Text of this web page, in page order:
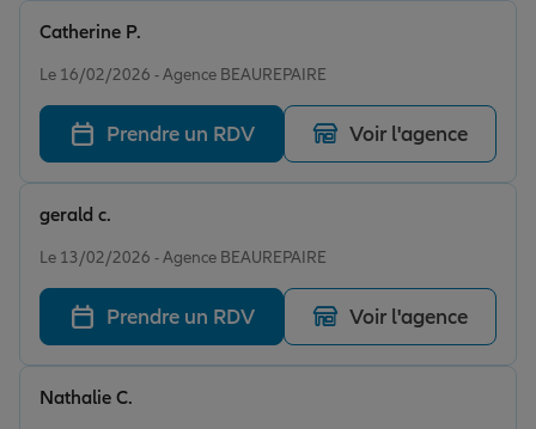
Le 16/02/2026 - Agence BEAUREPAIRE
Catherine P.
Prendre un RDV Voir l'agence
Le 13/02/2026 - Agence BEAUREPAIRE
gerald c.
Prendre un RDV Voir l'agence
Nathalie C.